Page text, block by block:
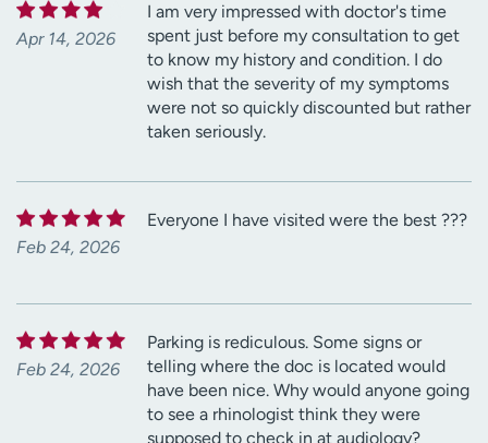
Apr 14, 2026
I am very impressed with doctor's time
spent just before my consultation to get
to know my history and condition. I do
wish that the severity of my symptoms
were not so quickly discounted but rather
taken seriously.
Feb 24, 2026
Everyone I have visited were the best ???
Feb 24, 2026
Parking is rediculous. Some signs or
telling where the doc is located would
have been nice. Why would anyone going
to see a rhinologist think they were
supposed to check in at audiology?